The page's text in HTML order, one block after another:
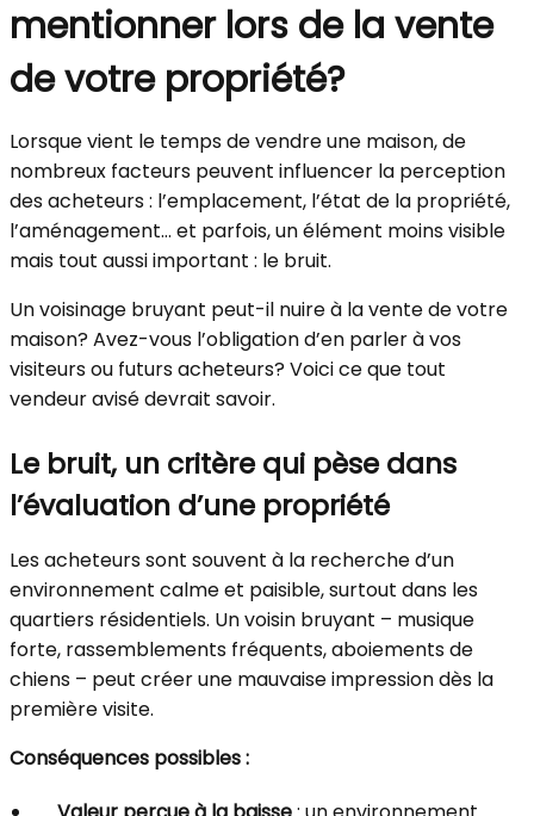
mentionner lors de la vente
de votre propriété?
Lorsque vient le temps de vendre une maison, de
nombreux facteurs peuvent influencer la perception
des acheteurs : l’emplacement, l’état de la propriété,
l’aménagement… et parfois, un élément moins visible
mais tout aussi important : le bruit.
Un voisinage bruyant peut-il nuire à la vente de votre
maison? Avez-vous l’obligation d’en parler à vos
visiteurs ou futurs acheteurs? Voici ce que tout
vendeur avisé devrait savoir.
Le bruit, un critère qui pèse dans
l’évaluation d’une propriété
Les acheteurs sont souvent à la recherche d’un
environnement calme et paisible, surtout dans les
quartiers résidentiels. Un voisin bruyant – musique
forte, rassemblements fréquents, aboiements de
chiens – peut créer une mauvaise impression dès la
première visite.
Conséquences possibles :